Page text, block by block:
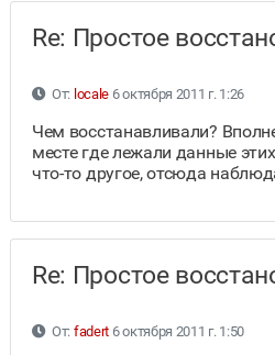
Re: Простое
От: locale 6 октября 2011 г. 1:26
Чем восстанавливали?
месте где лежали данные
что-то другое, отсюда
Re: Простое
От: fadert 6 октября 2011 г. 1:50